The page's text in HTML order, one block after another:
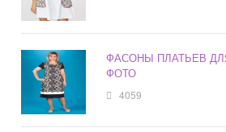
ФАСОНЫ ПЛАТЬЕВ
ФОТО
4059